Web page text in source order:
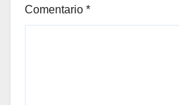
Comentario *